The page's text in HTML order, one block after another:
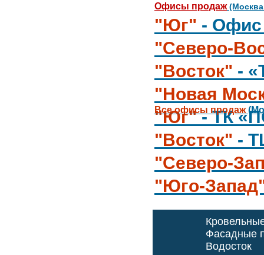
Офисы продаж(Москва
"Юг" -
"Северо-
"Восток" -
"Новая
"Юг"- ТК
"Восток" -
"Северо-
"Юго-
Все офисы продаж
Фасадные
Водосток